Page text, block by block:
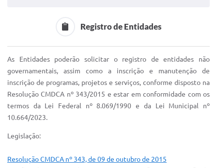
FAQ - Perguntas Frequentes
Iluminação Pública
IPTU 2025
Registro de Entidades
As Entidades poderão solicitar o registro de entidades não
governamentais, assim como a inscrição e manutenção de
inscrição de programas, projetos e serviços, conforme disposto na
Resolução CMDCA nº 343/2015 e estar em conformidade com os
termos da Lei Federal nº 8.069/1990 e da Lei Municipal nº
10.664/2023.
Legislação:
Resolução CMDCA nº 343, de 09 de outubro de 2015